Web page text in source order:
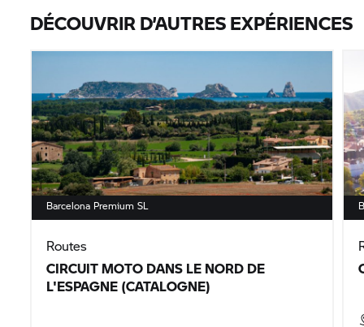
DÉCOUVRIR D’AUTRES EXPÉRIENCES
Barcelona Premium SL
Routes
CIRCUIT MOTO DANS LE NORD DE
L'ESPAGNE (CATALOGNE)